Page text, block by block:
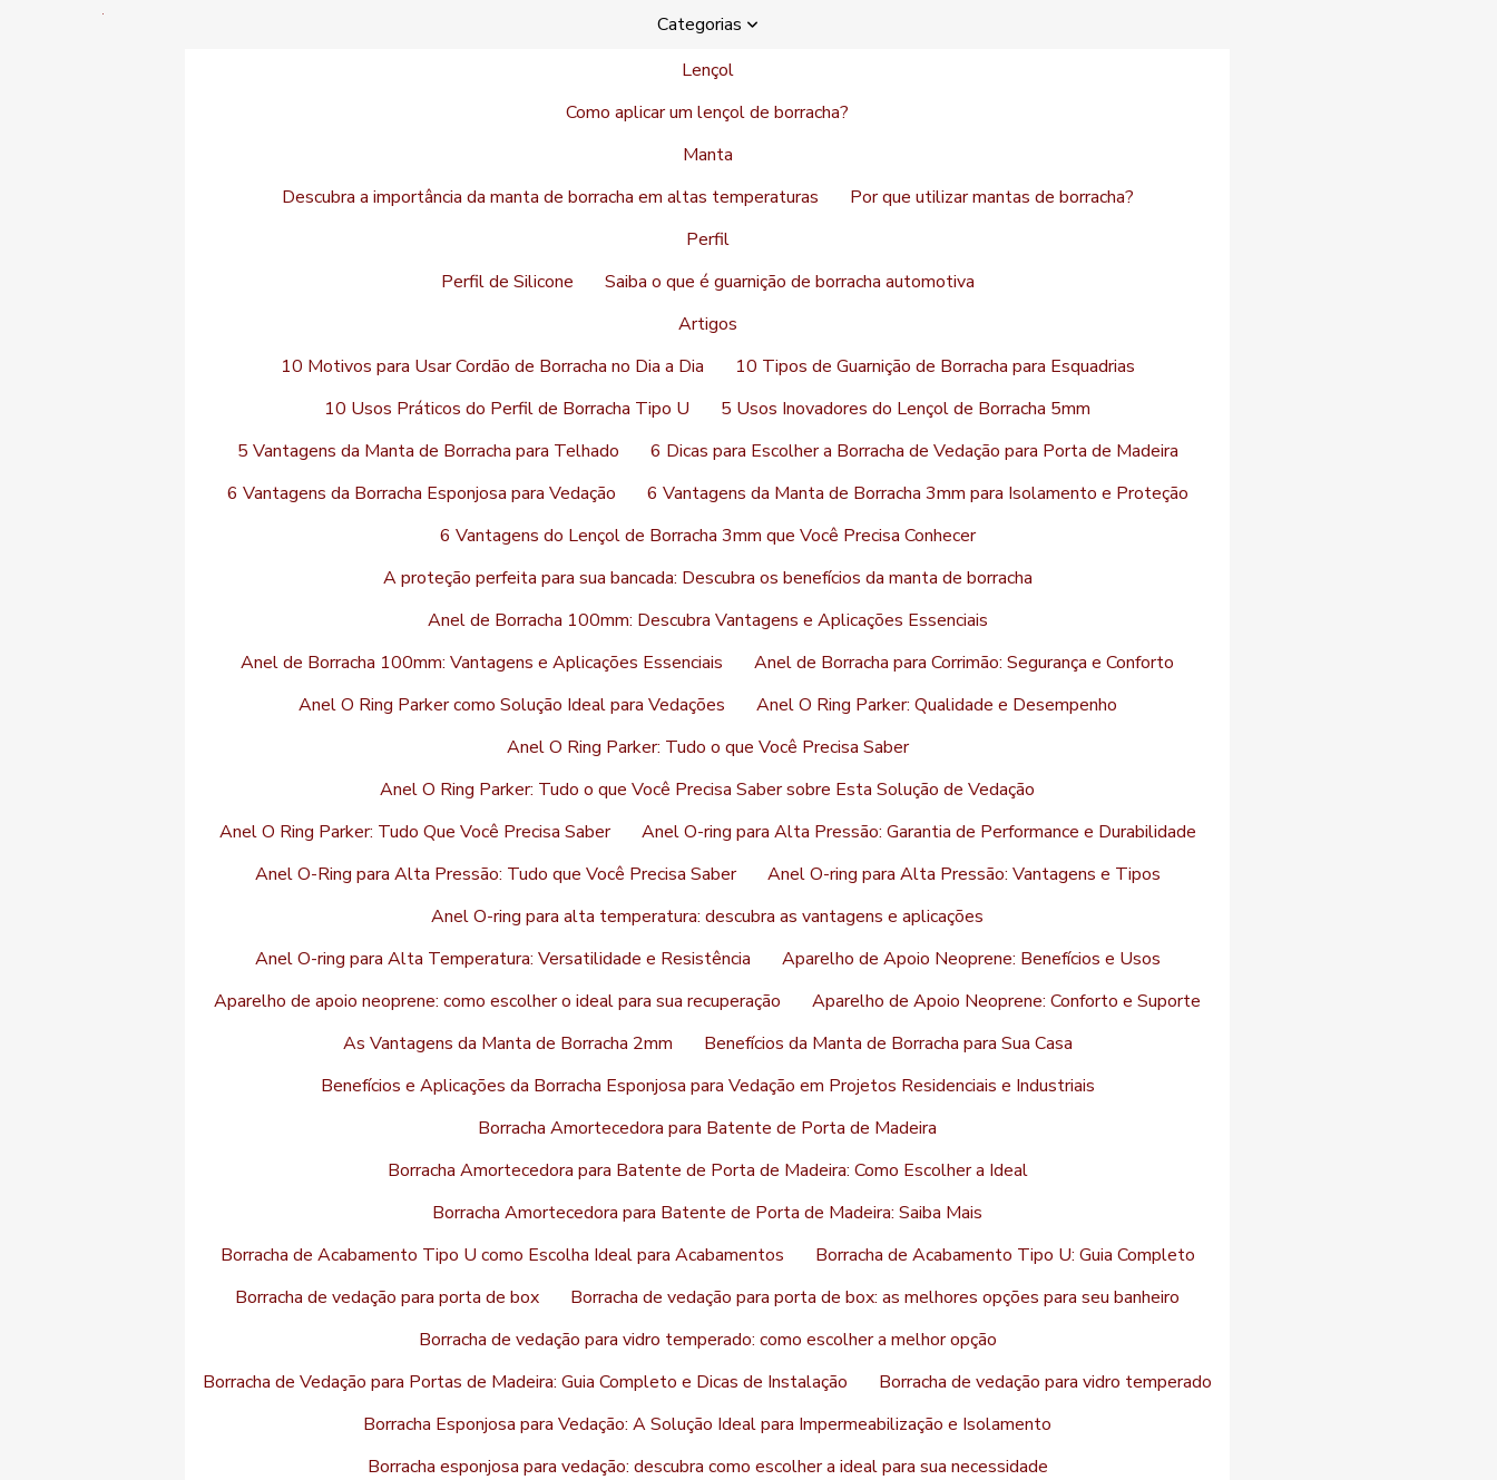
Categorias
Lençol
Como aplicar um lençol de borracha?
Manta
Descubra a importância da manta de borracha em altas temperaturas
Por que utilizar mantas de borracha?
Perfil
Perfil de Silicone
Saiba o que é guarnição de borracha automotiva
Artigos
10 Motivos para Usar Cordão de Borracha no Dia a Dia
10 Tipos de Guarnição de Borracha para Esquadrias
10 Usos Práticos do Perfil de Borracha Tipo U
5 Usos Inovadores do Lençol de Borracha 5mm
5 Vantagens da Manta de Borracha para Telhado
6 Dicas para Escolher a Borracha de Vedação para Porta de Madeira
6 Vantagens da Borracha Esponjosa para Vedação
6 Vantagens da Manta de Borracha 3mm para Isolamento e Proteção
6 Vantagens do Lençol de Borracha 3mm que Você Precisa Conhecer
A proteção perfeita para sua bancada: Descubra os benefícios da manta de borracha
Anel de Borracha 100mm: Descubra Vantagens e Aplicações Essenciais
Anel de Borracha 100mm: Vantagens e Aplicações Essenciais
Anel de Borracha para Corrimão: Segurança e Conforto
Anel O Ring Parker como Solução Ideal para Vedações
Anel O Ring Parker: Qualidade e Desempenho
Anel O Ring Parker: Tudo o que Você Precisa Saber
Anel O Ring Parker: Tudo o que Você Precisa Saber sobre Esta Solução de Vedação
Anel O Ring Parker: Tudo Que Você Precisa Saber
Anel O-ring para Alta Pressão: Garantia de Performance e Durabilidade
Anel O-Ring para Alta Pressão: Tudo que Você Precisa Saber
Anel O-ring para Alta Pressão: Vantagens e Tipos
Anel O-ring para alta temperatura: descubra as vantagens e aplicações
Anel O-ring para Alta Temperatura: Versatilidade e Resistência
Aparelho de Apoio Neoprene: Benefícios e Usos
Aparelho de apoio neoprene: como escolher o ideal para sua recuperação
Aparelho de Apoio Neoprene: Conforto e Suporte
As Vantagens da Manta de Borracha 2mm
Benefícios da Manta de Borracha para Sua Casa
Benefícios e Aplicações da Borracha Esponjosa para Vedação em Projetos Residenciais e Industriais
Borracha Amortecedora para Batente de Porta de Madeira
Borracha Amortecedora para Batente de Porta de Madeira: Como Escolher a Ideal
Borracha Amortecedora para Batente de Porta de Madeira: Saiba Mais
Borracha de Acabamento Tipo U como Escolha Ideal para Acabamentos
Borracha de Acabamento Tipo U: Guia Completo
Borracha de vedação para porta de box
Borracha de vedação para porta de box: as melhores opções para seu banheiro
Borracha de vedação para vidro temperado: como escolher a melhor opção
Borracha de Vedação para Portas de Madeira: Guia Completo e Dicas de Instalação
Borracha de vedação para vidro temperado
Borracha Esponjosa para Vedação: A Solução Ideal para Impermeabilização e Isolamento
Borracha esponjosa para vedação: descubra como escolher a ideal para sua necessidade